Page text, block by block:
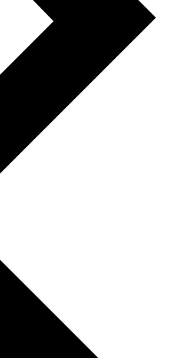
Крючок 30 мм, диаметр 5 мм (5
ВxШxГ:
30 x 35 x 3
Вес:
Крючок 65 мм, диаметр 5 мм (5
640 за шт.